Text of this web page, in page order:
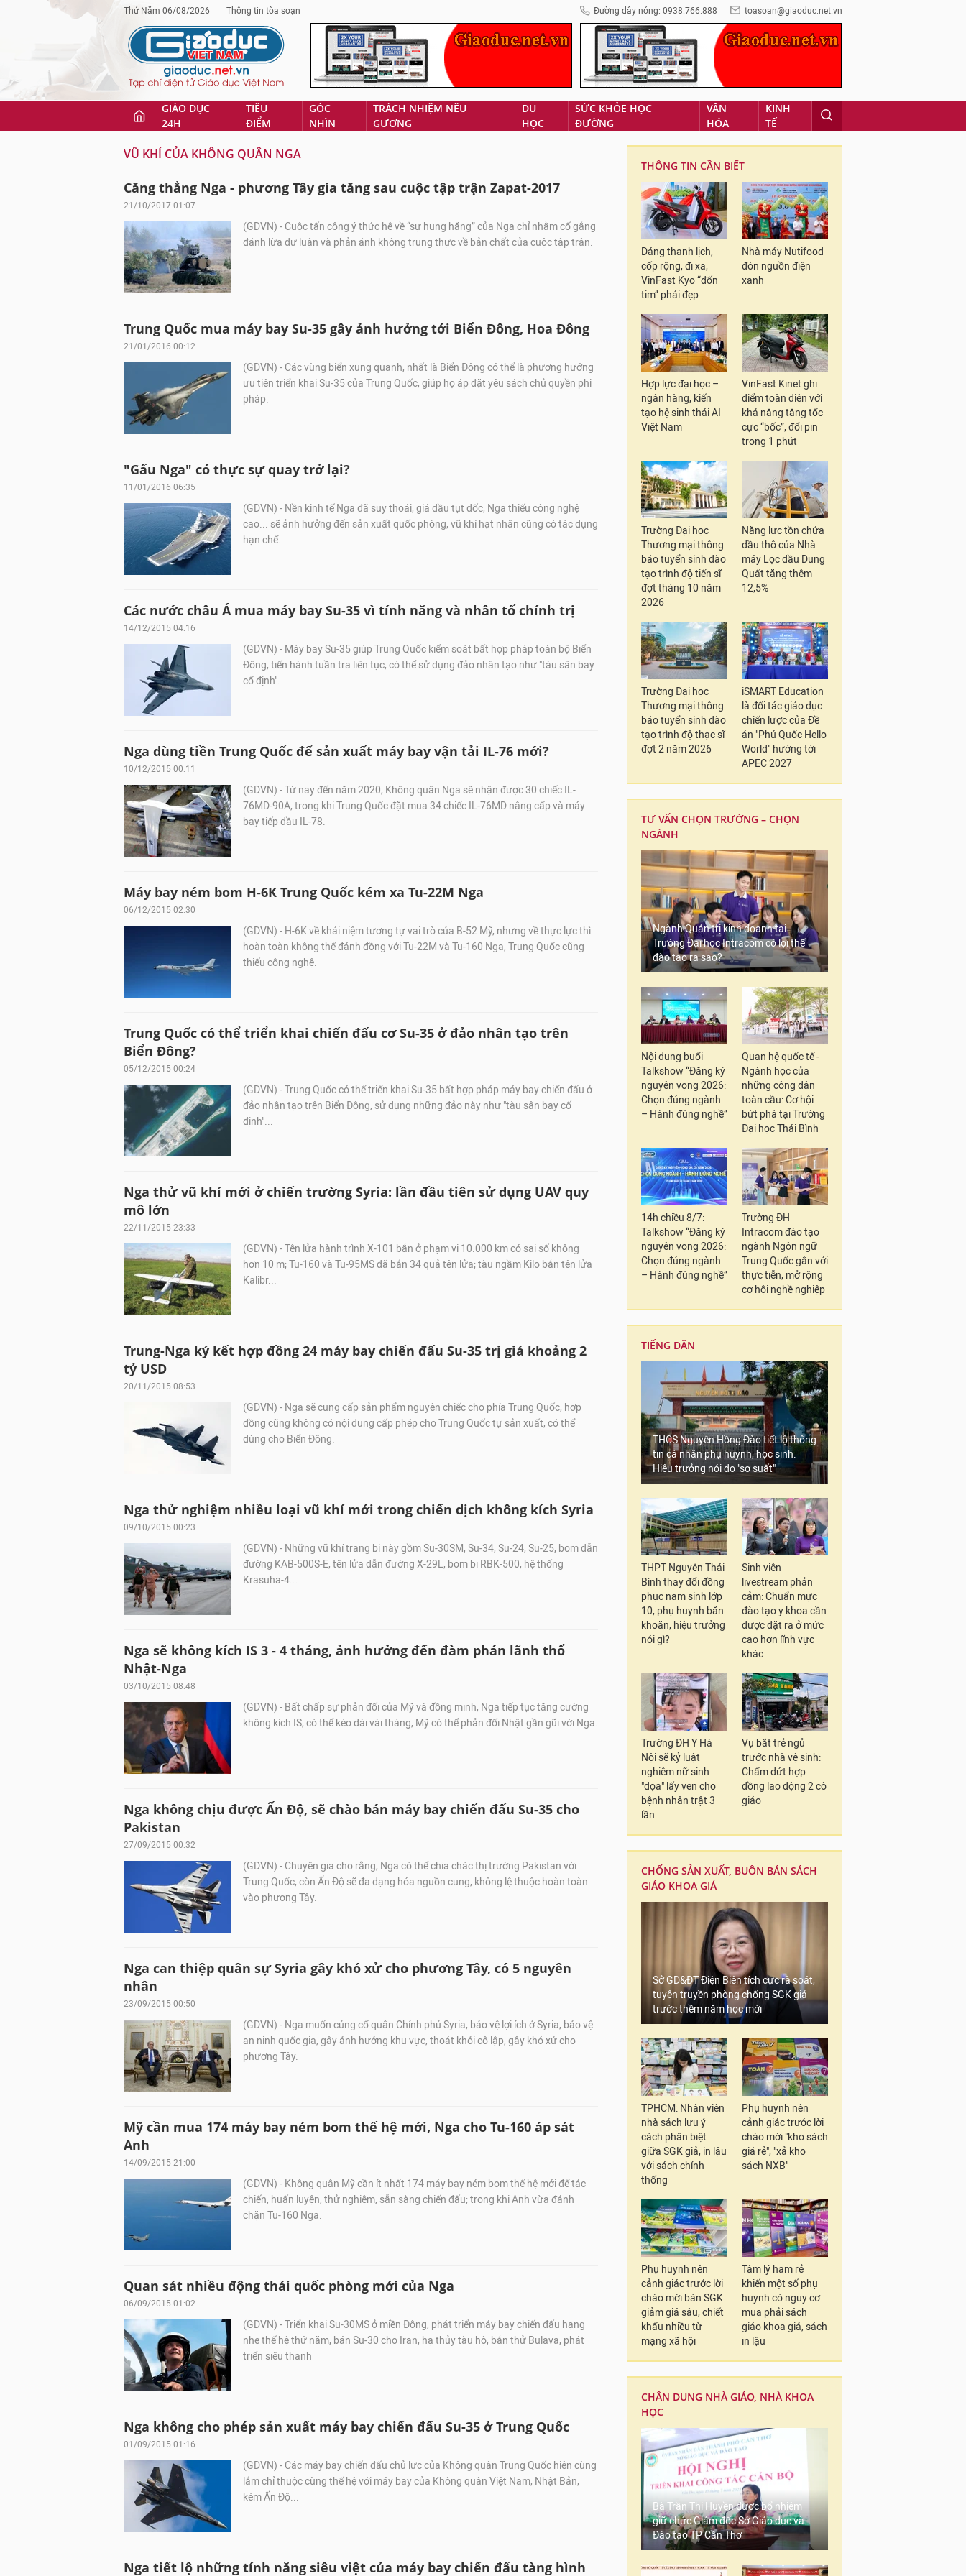
Thứ Năm 06/08/2026 Thông tin tòa soạn Đường dây nóng: 0938.766.888 toasoan@giaoduc.net.vn
GIÁO DỤC
24H
TIÊU
ĐIỂM
GÓC
NHÌN
TRÁCH NHIỆM NÊU
GƯƠNG
DU
HỌC
SỨC KHỎE HỌC
ĐƯỜNG
VĂN
HÓA
KINH
TẾ
VŨ KHÍ CỦA KHÔNG QUÂN NGA
Căng thẳng Nga - phương Tây gia tăng sau cuộc tập trận Zapat-2017
21/10/2017 01:07
(GDVN) - Cuộc tấn công ý thức hệ về “sự hung hăng” của Nga chỉ nhằm cố gắng
đánh lừa dư luận và phản ánh không trung thực về bản chất của cuộc tập trận.
Trung Quốc mua máy bay Su-35 gây ảnh hưởng tới Biển Đông, Hoa Đông
21/01/2016 00:12
(GDVN) - Các vùng biển xung quanh, nhất là Biển Đông có thể là phương hướng
ưu tiên triển khai Su-35 của Trung Quốc, giúp họ áp đặt yêu sách chủ quyền phi
pháp.
"Gấu Nga" có thực sự quay trở lại?
11/01/2016 06:35
(GDVN) - Nền kinh tế Nga đã suy thoái, giá dầu tụt dốc, Nga thiếu công nghệ
cao... sẽ ảnh hưởng đến sản xuất quốc phòng, vũ khí hạt nhân cũng có tác dụng
hạn chế.
Các nước châu Á mua máy bay Su-35 vì tính năng và nhân tố chính trị
14/12/2015 04:16
(GDVN) - Máy bay Su-35 giúp Trung Quốc kiểm soát bất hợp pháp toàn bộ Biển
Đông, tiến hành tuần tra liên tục, có thể sử dụng đảo nhân tạo như "tàu sân bay
cố định".
Nga dùng tiền Trung Quốc để sản xuất máy bay vận tải IL-76 mới?
10/12/2015 00:11
(GDVN) - Từ nay đến năm 2020, Không quân Nga sẽ nhận được 30 chiếc IL-
76MD-90A, trong khi Trung Quốc đặt mua 34 chiếc IL-76MD nâng cấp và máy
bay tiếp dầu IL-78.
Máy bay ném bom H-6K Trung Quốc kém xa Tu-22M Nga
06/12/2015 02:30
(GDVN) - H-6K về khái niệm tương tự vai trò của B-52 Mỹ, nhưng về thực lực thì
hoàn toàn không thể đánh đồng với Tu-22M và Tu-160 Nga, Trung Quốc cũng
thiếu công nghệ.
Trung Quốc có thể triển khai chiến đấu cơ Su-35 ở đảo nhân tạo trên
Biển Đông?
05/12/2015 00:24
(GDVN) - Trung Quốc có thể triển khai Su-35 bất hợp pháp máy bay chiến đấu ở
đảo nhân tạo trên Biển Đông, sử dụng những đảo này như "tàu sân bay cố
định"...
Nga thử vũ khí mới ở chiến trường Syria: lần đầu tiên sử dụng UAV quy
mô lớn
22/11/2015 23:33
(GDVN) - Tên lửa hành trình X-101 bắn ở phạm vi 10.000 km có sai số không
hơn 10 m; Tu-160 và Tu-95MS đã bắn 34 quả tên lửa; tàu ngầm Kilo bắn tên lửa
Kalibr...
Trung-Nga ký kết hợp đồng 24 máy bay chiến đấu Su-35 trị giá khoảng 2
tỷ USD
20/11/2015 08:53
(GDVN) - Nga sẽ cung cấp sản phẩm nguyên chiếc cho phía Trung Quốc, hợp
đồng cũng không có nội dung cấp phép cho Trung Quốc tự sản xuất, có thể
dùng cho Biển Đông.
Nga thử nghiệm nhiều loại vũ khí mới trong chiến dịch không kích Syria
09/10/2015 00:23
(GDVN) - Những vũ khí trang bị này gồm Su-30SM, Su-34, Su-24, Su-25, bom dẫn
đường KAB-500S-E, tên lửa dẫn đường X-29L, bom bi RBK-500, hệ thống
Krasuha-4...
Nga sẽ không kích IS 3 - 4 tháng, ảnh hưởng đến đàm phán lãnh thổ
Nhật-Nga
03/10/2015 08:48
(GDVN) - Bất chấp sự phản đối của Mỹ và đồng minh, Nga tiếp tục tăng cường
không kích IS, có thể kéo dài vài tháng, Mỹ có thể phản đối Nhật gần gũi với Nga.
Nga không chịu được Ấn Độ, sẽ chào bán máy bay chiến đấu Su-35 cho
Pakistan
27/09/2015 00:32
(GDVN) - Chuyên gia cho rằng, Nga có thể chia chác thị trường Pakistan với
Trung Quốc, còn Ấn Độ sẽ đa dạng hóa nguồn cung, không lệ thuộc hoàn toàn
vào phương Tây.
Nga can thiệp quân sự Syria gây khó xử cho phương Tây, có 5 nguyên
nhân
23/09/2015 00:50
(GDVN) - Nga muốn củng cố quân Chính phủ Syria, bảo vệ lợi ích ở Syria, bảo vệ
an ninh quốc gia, gây ảnh hưởng khu vực, thoát khỏi cô lập, gây khó xử cho
phương Tây.
Mỹ cần mua 174 máy bay ném bom thế hệ mới, Nga cho Tu-160 áp sát
Anh
14/09/2015 21:00
(GDVN) - Không quân Mỹ cần ít nhất 174 máy bay ném bom thế hệ mới để tác
chiến, huấn luyện, thử nghiệm, sẵn sàng chiến đấu; trong khi Anh vừa đánh
chặn Tu-160 Nga.
Quan sát nhiều động thái quốc phòng mới của Nga
06/09/2015 01:02
(GDVN) - Triển khai Su-30MS ở miền Đông, phát triển máy bay chiến đấu hạng
nhẹ thế hệ thứ năm, bán Su-30 cho Iran, hạ thủy tàu hộ, bắn thử Bulava, phát
triển siêu thanh
Nga không cho phép sản xuất máy bay chiến đấu Su-35 ở Trung Quốc
01/09/2015 01:16
(GDVN) - Các máy bay chiến đấu chủ lực của Không quân Trung Quốc hiện cùng
lắm chỉ thuộc cùng thế hệ với máy bay của Không quân Việt Nam, Nhật Bản,
kém Ấn Độ...
Nga tiết lộ những tính năng siêu việt của máy bay chiến đấu tàng hình
THÔNG TIN CẦN BIẾT
Dáng thanh lịch,
cốp rộng, đi xa,
VinFast Kyo “đốn
tim” phái đẹp
Nhà máy Nutifood
đón nguồn điện
xanh
Hợp lực đại học –
ngân hàng, kiến
tạo hệ sinh thái AI
Việt Nam
VinFast Kinet ghi
điểm toàn diện với
khả năng tăng tốc
cực “bốc”, đổi pin
trong 1 phút
Trường Đại học
Thương mại thông
báo tuyển sinh đào
tạo trình độ tiến sĩ
đợt tháng 10 năm
2026
Năng lực tồn chứa
dầu thô của Nhà
máy Lọc dầu Dung
Quất tăng thêm
12,5%
Trường Đại học
Thương mại thông
báo tuyển sinh đào
tạo trình độ thạc sĩ
đợt 2 năm 2026
iSMART Education
là đối tác giáo dục
chiến lược của Đề
án "Phú Quốc Hello
World" hướng tới
APEC 2027
TƯ VẤN CHỌN TRƯỜNG – CHỌN
NGÀNH
Ngành Quản trị kinh doanh tại
Trường Đại học Intracom có lợi thế
đào tạo ra sao?
Nội dung buổi
Talkshow “Đăng ký
nguyện vọng 2026:
Chọn đúng ngành
– Hành đúng nghề”
Quan hệ quốc tế -
Ngành học của
những công dân
toàn cầu: Cơ hội
bứt phá tại Trường
Đại học Thái Bình
14h chiều 8/7:
Talkshow “Đăng ký
nguyện vọng 2026:
Chọn đúng ngành
– Hành đúng nghề”
Trường ĐH
Intracom đào tạo
ngành Ngôn ngữ
Trung Quốc gắn với
thực tiễn, mở rộng
cơ hội nghề nghiệp
TIẾNG DÂN
THCS Nguyễn Hồng Đào tiết lộ thông
tin cá nhân phụ huynh, học sinh:
Hiệu trưởng nói do "sơ suất"
THPT Nguyễn Thái
Bình thay đổi đồng
phục nam sinh lớp
10, phụ huynh băn
khoăn, hiệu trưởng
nói gì?
Sinh viên
livestream phản
cảm: Chuẩn mực
đào tạo y khoa cần
được đặt ra ở mức
cao hơn lĩnh vực
khác
Trường ĐH Y Hà
Nội sẽ kỷ luật
nghiêm nữ sinh
"dọa" lấy ven cho
bệnh nhân trật 3
lần
Vụ bắt trẻ ngủ
trước nhà vệ sinh:
Chấm dứt hợp
đồng lao động 2 cô
giáo
CHỐNG SẢN XUẤT, BUÔN BÁN SÁCH
GIÁO KHOA GIẢ
Sở GD&ĐT Điện Biên tích cực rà soát,
tuyên truyền phòng chống SGK giả
trước thềm năm học mới
TPHCM: Nhân viên
nhà sách lưu ý
cách phân biệt
giữa SGK giả, in lậu
với sách chính
thống
Phụ huynh nên
cảnh giác trước lời
chào mời "kho sách
giá rẻ", "xả kho
sách NXB"
Phụ huynh nên
cảnh giác trước lời
chào mời bán SGK
giảm giá sâu, chiết
khấu nhiều từ
mạng xã hội
Tâm lý ham rẻ
khiến một số phụ
huynh có nguy cơ
mua phải sách
giáo khoa giả, sách
in lậu
CHÂN DUNG NHÀ GIÁO, NHÀ KHOA
HỌC
Bà Trần Thị Huyền được bổ nhiệm
giữ chức Giám đốc Sở Giáo dục và
Đào tạo TP Cần Thơ